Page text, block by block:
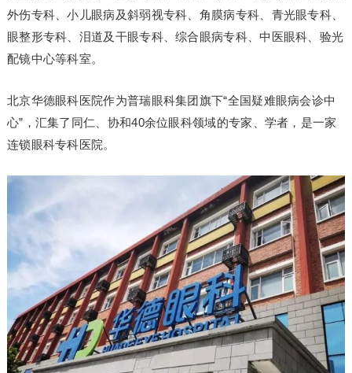
外伤专科、小儿眼病及斜弱视专科、角膜病专科、青光眼专科、
眼整形专科、泪道及干眼专科、综合眼病专科、中医眼科、验光
配镜中心等科室。
北京华德眼科医院作为普瑞眼科集团旗下“全国疑难眼病会诊中
心”，汇集了同仁、协和40余位眼科领域的专家、学者，是一家
连锁眼科专科医院。